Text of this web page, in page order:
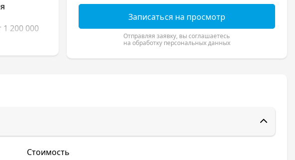
200 000
в
до
Записаться на просмотр
Отправляя заявку, вы соглашаетесь
на обработку персональных данных
Стоимость